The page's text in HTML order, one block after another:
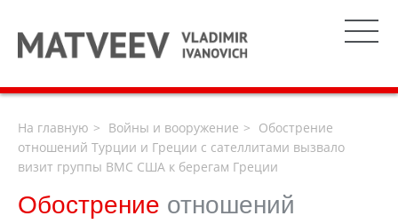
На главную Войны и вооружение
Обострение
отношений Турции и Греции с сателлитами вызвало
визит группы ВМС США к берегам Греции
Обострение отношений